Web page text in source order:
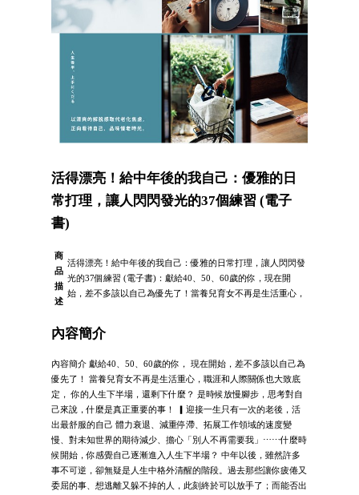
活得漂亮！給中年後的我自己：優雅的日
常打理，讓人閃閃發光的37個練習 (電子
書)
商
品
描
述
活得漂亮！給中年後的我自己：優雅的日常打理，讓人閃閃發
光的37個練習 (電子書)：獻給40、50、60歲的你，現在開
始，差不多該以自己為優先了！當養兒育女不再是生活重心，
內容簡介
內容簡介 獻給40、50、60歲的你， 現在開始，差不多該以自己為
優先了！ 當養兒育女不再是生活重心，職涯和人際關係也大致底
定， 你的人生下半場，還剩下什麼？ 是時候放慢腳步，思考對自
己來說，什麼是真正重要的事！ ▎迎接一生只有一次的老後，活
出最舒服的自己 體力衰退、減重停滯、拓展工作領域的速度變
慢、對未知世界的期待減少、擔心「別人不再需要我」⋯⋯什麼時
候開始，你感覺自己逐漸進入人生下半場？ 中年以後，雖然許多
事不可逆，卻無疑是人生中格外清醒的階段。過去那些讓你疲倦又
委屈的事、想逃離又躲不掉的人，此刻終於可以放手了；而能否出